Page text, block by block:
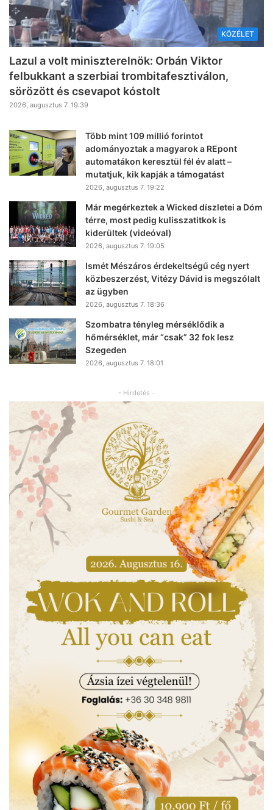
KÖZÉLET
Lazul a volt miniszterelnök: Orbán Viktor
felbukkant a szerbiai trombitafesztiválon,
sörözött és csevapot kóstolt
2026, augusztus 7. 19:39
Több mint 109 millió forintot
adományoztak a magyarok a REpont
automatákon keresztül fél év alatt –
mutatjuk, kik kapják a támogatást
2026, augusztus 7. 19:22
Már megérkeztek a Wicked díszletei a Dóm
térre, most pedig kulisszatitkok is
kiderültek (videóval)
2026, augusztus 7. 19:05
Ismét Mészáros érdekeltségű cég nyert
közbeszerzést, Vitézy Dávid is megszólalt
az ügyben
2026, augusztus 7. 18:36
Szombatra tényleg mérséklődik a
hőmérséklet, már “csak” 32 fok lesz
Szegeden
2026, augusztus 7. 18:01
- Hirdetés -